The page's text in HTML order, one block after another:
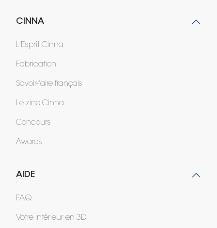
CINNA
L'Esprit Cinna
Fabrication
Savoir-faire français
Le zine Cinna
Concours
Awards
AIDE
FAQ
Votre intérieur en 3D